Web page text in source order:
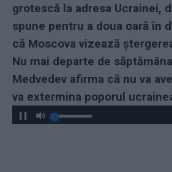
grotescă la adresa Ucrainei,
spune pentru a doua oară în
că Moscova vizează
Nu mai departe de
Medvedev afirma că nu va
va extermina poporul